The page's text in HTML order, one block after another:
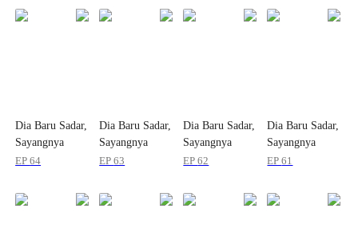
Dia Baru Sadar,
Sayangnya
Takdir Telah
EP64
Dia Baru Sadar,
Sayangnya
Takdir Telah
EP63
Dia Baru Sadar,
Sayangnya
Takdir Telah
EP62
Dia Baru Sadar,
Sayangnya
Takdir Telah
EP61